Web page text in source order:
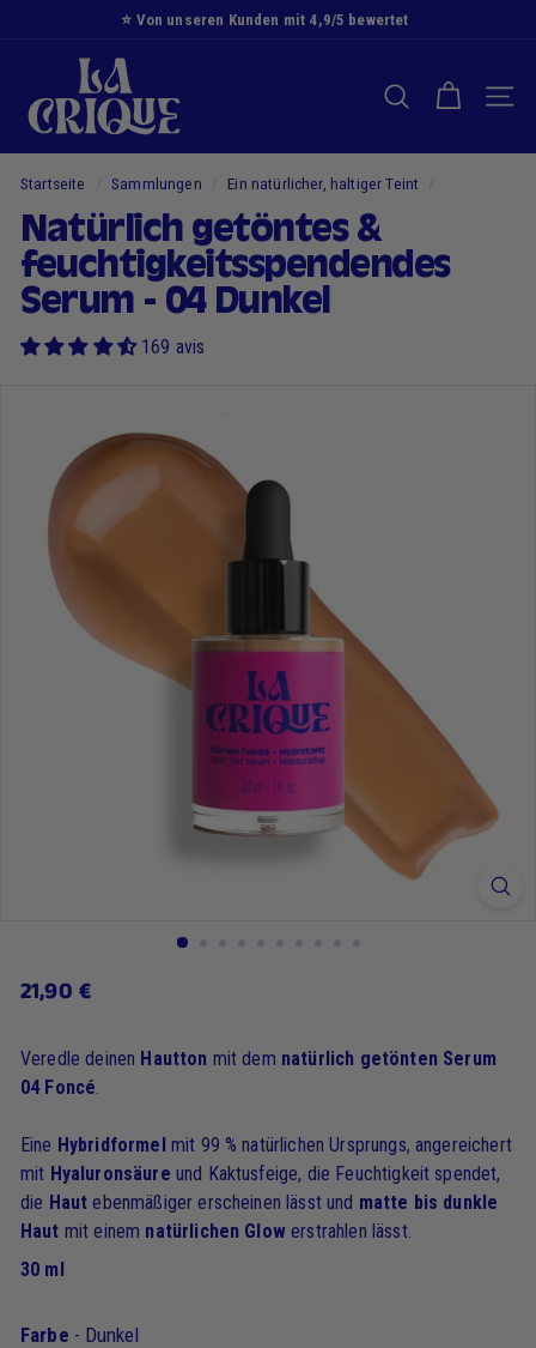
⭐️ Von unseren Kunden mit 4,9/5 bewertet
e
B
u
c
h
t
SUCHE NACH
Startseite Sammlungen Ein natürlicher, haltiger Teint
Natürlich getöntes &
feuchtigkeitsspendendes
Serum - 04 Dunkel
169 avis
Regulärer
21,90 €21,90
Veredle deinen Hautton mit dem natürlich getönten Serum
04 Foncé.
Eine Hybridformel mit 99 % natürlichen Ursprungs, angereichert
mit Hyaluronsäure und Kaktusfeige, die Feuchtigkeit spendet,
die Haut ebenmäßiger erscheinen lässt und matte bis dunkle
Haut mit einem natürlichen Glowerstrahlen lässt.
30 ml
Farbe - Dunkel